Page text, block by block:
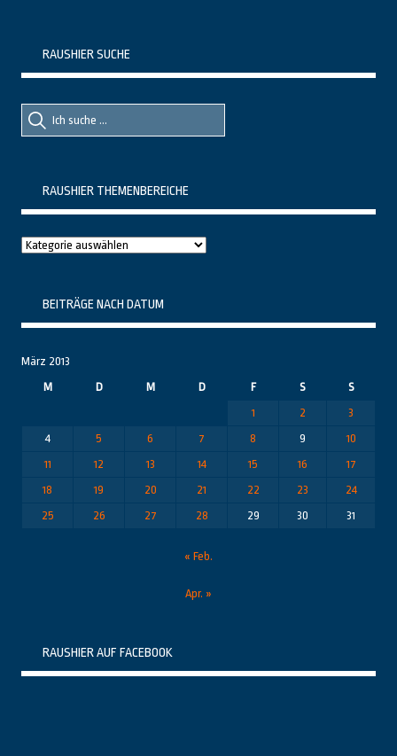
RAUSHIER SUCHE
Suche
nach::
Suche
nach:
RAUSHIER THEMENBEREICHE
Raushier
BEITRÄGE NACH DATUM
März 2013
M
D M D F S
S
1
2
3
4
5 6 7 8 9
10
11
12 13 14 15 16
17
18
19 20 21 22 23
24
25
26 27 28 29 30 31
« Feb.
Apr. »
RAUSHIER AUF FACEBOOK